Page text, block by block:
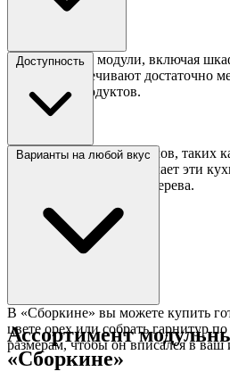
Продуманные модули, включая
ящики, обеспечивают достаточно
техники и продуктов.
Доступность
Использование материалов,
покрытием под орех, делает эти
сравнению с массивом дерева.
Варианты на любой вкус
В «Сборкине» вы можете купить
цвете орех или собрать гарнитур
размерам, чтобы он вписался в ваш
Ассортимент
«Сборкине»